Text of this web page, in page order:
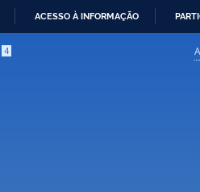
ACESSO À INFORMAÇÃO
4